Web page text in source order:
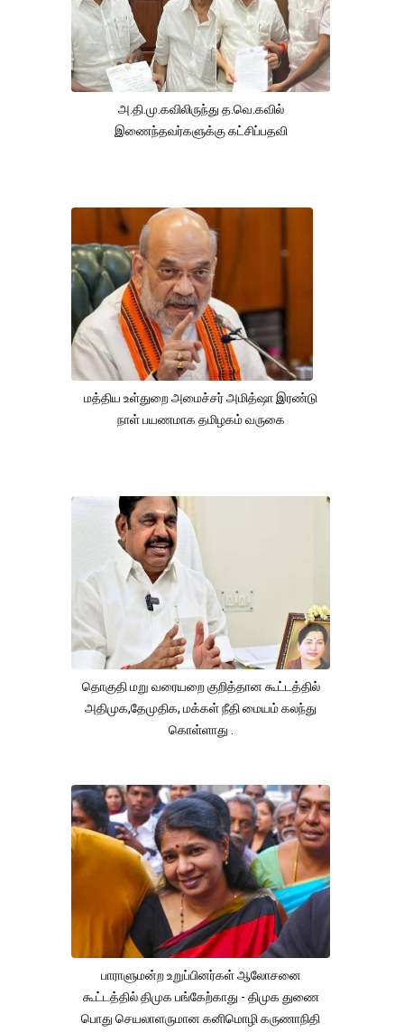
அ.தி.மு.கவிலிருந்து த.வெ.கவில்
இணைந்தவர்களுக்கு கட்சிப்பதவி
மத்திய உள்துறை அமைச்சர் அமித்ஷா இரண்டு
நாள் பயணமாக தமிழகம் வருகை
தொகுதி மறு வரையறை குறித்தான கூட்டத்தில்
அதிமுக,தேமுதிக, மக்கள் நீதி மையம் கலந்து
கொள்ளாது .
பாராளுமன்ற உறுப்பினர்கள் ஆலோசனை
கூட்டத்தில் திமுக பங்கேற்காது - திமுக துணை
பொது செயலாளருமான கனிமொழி கருணாநிதி